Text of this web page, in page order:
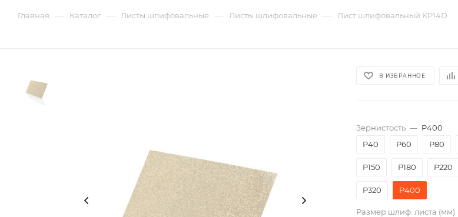
Главная — Каталог — Листы шлифовальные — Листы шлифовальные — Лист шлифовальный KP14D
В ИЗБРАННОЕ
Зернистость — P400
P40
P60 P80
P150 P180 P220
P320 P400
Размер шлиф. листа (мм)